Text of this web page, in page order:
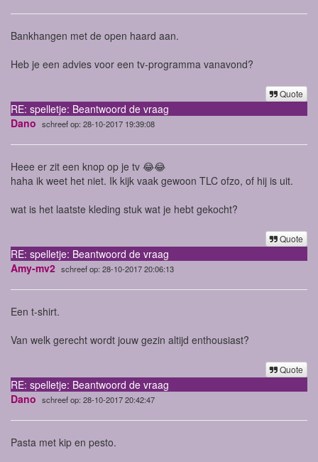
Bankhangen met de open haard aan.
Heb je een advies voor een tv-programma vanavond?
Quote
RE: spelletje: Beantwoord de vraag
Dano schreef op: 28-10-2017 19:39:08
Heee er zit een knop op je tv 😂😂
haha ik weet het niet. Ik kijk vaak gewoon TLC ofzo, of hij is uit.
wat is het laatste kleding stuk wat je hebt gekocht?
Quote
RE: spelletje: Beantwoord de vraag
Amy-mv2 schreef op: 28-10-2017 20:06:13
Een t-shirt.
Van welk gerecht wordt jouw gezin altijd enthousiast?
Quote
RE: spelletje: Beantwoord de vraag
Dano schreef op: 28-10-2017 20:42:47
Pasta met kip en pesto.